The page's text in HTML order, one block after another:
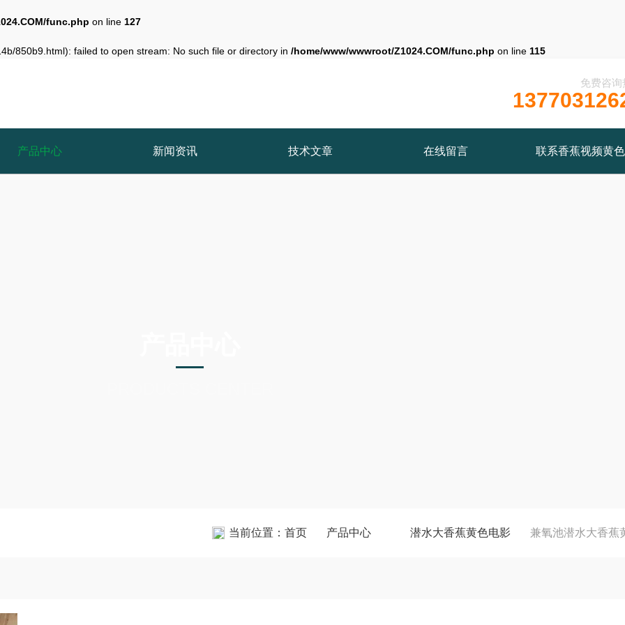
func.php on line 127
850b9.html): failed to open stream: No such file or directory in /home/www/wwwroot/Z1024.COM/func.php on line 115
免费咨询
产品中心 新闻资讯 技术文章 在线留言 联系香蕉视频黄色
当前位置： 首页 产品中心 潜水大香蕉黄色电影 兼氧池潜水大香蕉